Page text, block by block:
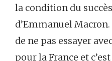
la condition du
d’Emmanuel
de ne pas essayer
pour la France et